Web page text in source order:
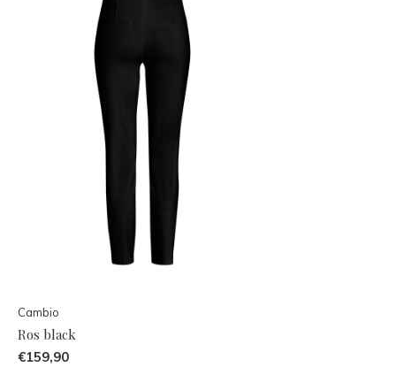
Cambio
Ros black
€159,90